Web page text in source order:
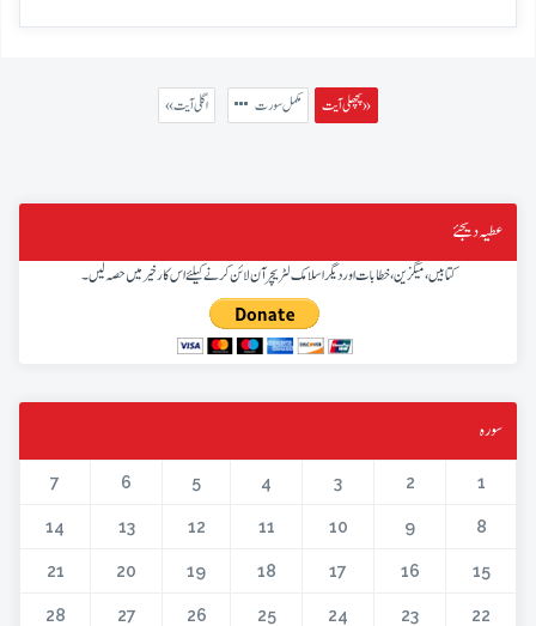
پچھلی آیت » مکمل سورت « اگلی آیت
عطیہ دیجئے
کتابیں، میگزین، خطابات اور دیگر اسلامک لٹریچر آن لائن کرنے کیلئے اس کار خیر میں حصہ لیں۔
سورہ
1
2
3
4
5
6
7
8
9
10
11
12
13
14
15
16
17
18
19
20
21
22
23
24
25
26
27
28